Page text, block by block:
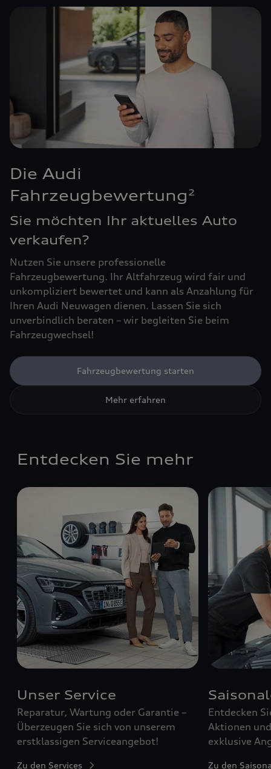
Die Audi
Fahrzeugbewertung 2
Sie möchten Ihr aktuelles Auto
verkaufen?
Nutzen Sie unsere professionelle
Fahrzeugbewertung. Ihr Altfahrzeug wird fair und
unkompliziert bewertet und kann als Anzahlung für
Ihren Audi Neuwagen dienen. Lassen Sie sich
unverbindlich beraten – wir begleiten Sie beim
Fahrzeugwechsel!
Fahrzeugbewertung starten
Mehr erfahren
Entdecken Sie mehr
Unser Service
Reparatur, Wartung oder Garantie –
Überzeugen Sie sich von unserem
erstklassigen Serviceangebot!
Zu den Services
Entdecken
Aktionen
exklusive
Zu den